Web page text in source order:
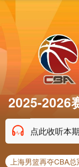
2025-2026
点此收听本
上海男篮再夺CBA总